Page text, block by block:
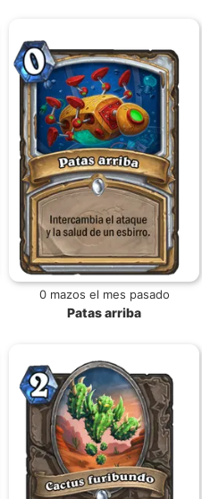
0 mazos el mes pasado
Patas arriba